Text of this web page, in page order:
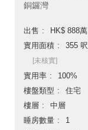
銅鑼灣
出售
HK$ 888萬
實用面積
355 呎
[未核實]
實用率
100%
樓盤類型
住宅
樓層
中層
睡房數量
1